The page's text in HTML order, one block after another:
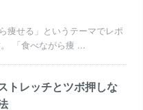
痩せる」というテーマでレポ
「食べながら痩 ...
トレッチとツボ押しな